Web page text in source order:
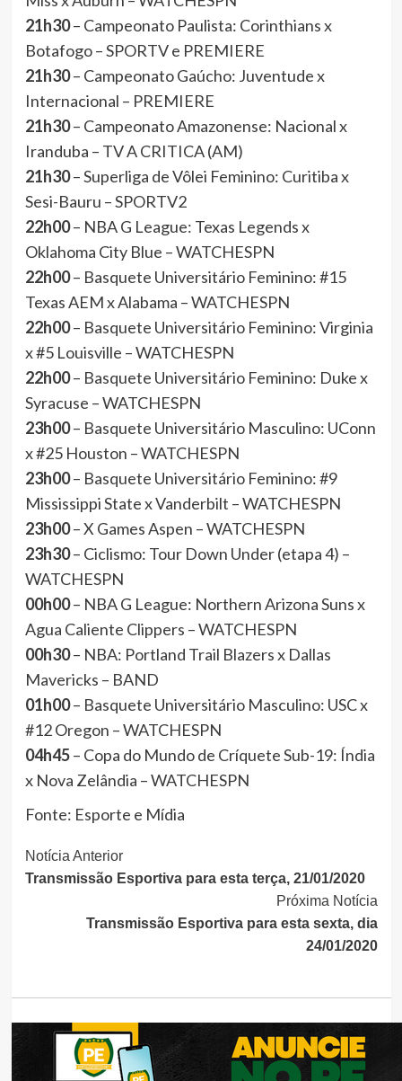
21h30– Campeonato Paulista: Corinthians x
Botafogo – SPORTV e PREMIERE
21h30– Campeonato Gaúcho: Juventude x
Internacional – PREMIERE
21h30– Campeonato Amazonense: Nacional x
Iranduba – TV A CRITICA (AM)
21h30– Superliga de Vôlei Feminino: Curitiba x
Sesi-Bauru – SPORTV2
22h00– NBA G League: Texas Legends x
Oklahoma City Blue – WATCHESPN
22h00– Basquete Universitário Feminino: #15
Texas AEM x Alabama – WATCHESPN
22h00– Basquete Universitário Feminino: Virginia
x #5 Louisville – WATCHESPN
22h00– Basquete Universitário Feminino: Duke x
Syracuse – WATCHESPN
23h00– Basquete Universitário Masculino: UConn
x #25 Houston – WATCHESPN
23h00– Basquete Universitário Feminino: #9
Mississippi State x Vanderbilt – WATCHESPN
23h00– X Games Aspen – WATCHESPN
23h30– Ciclismo: Tour Down Under (etapa 4) –
WATCHESPN
00h00– NBA G League: Northern Arizona Suns x
Agua Caliente Clippers – WATCHESPN
00h30– NBA: Portland Trail Blazers x Dallas
Mavericks – BAND
01h00– Basquete Universitário Masculino: USC x
#12 Oregon – WATCHESPN
04h45– Copa do Mundo de Críquete Sub-19: Índia
x Nova Zelândia – WATCHESPN
Fonte: Esporte e Mídia
Continue
Lendo
Notícia Anterior
Transmissão Esportiva para esta terça, 21/01/2020
Próxima Notícia
Transmissão Esportiva para esta sexta, dia
24/01/2020